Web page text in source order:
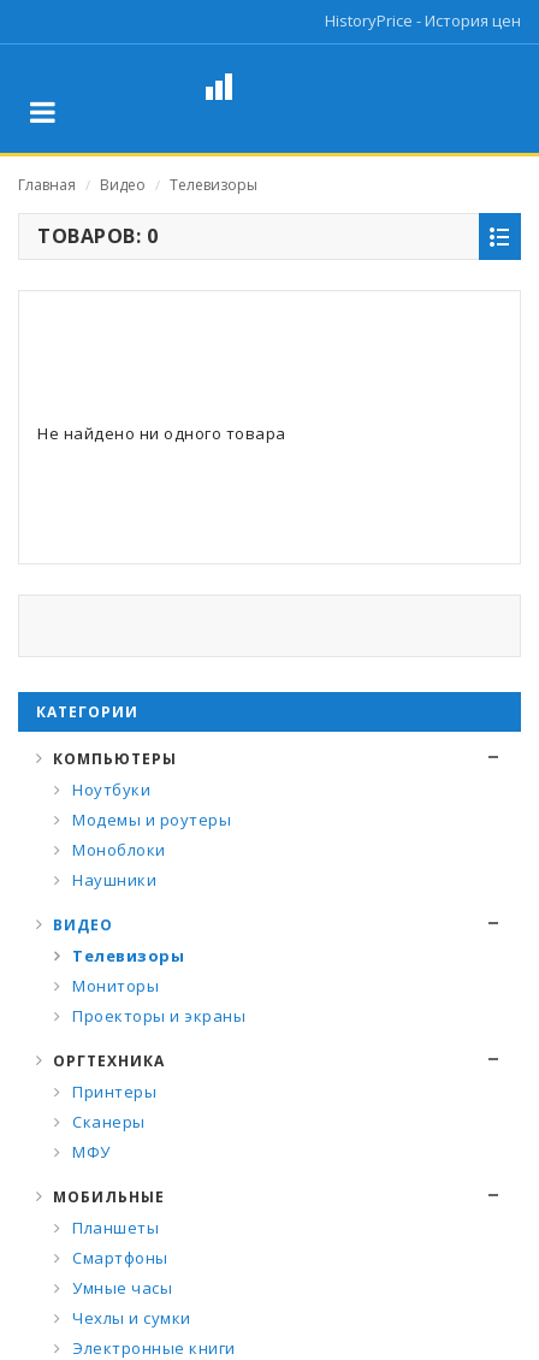
HistoryPrice - История цен
Главная / Видео / Телевизоры
ТОВАРОВ: 0
Не найдено ни одного товара
КАТЕГОРИИ
КОМПЬЮТЕРЫ
Ноутбуки
Модемы и роутеры
Моноблоки
Наушники
ВИДЕО
Телевизоры
Мониторы
Проекторы и экраны
ОРГТЕХНИКА
Принтеры
Сканеры
МФУ
МОБИЛЬНЫЕ
Планшеты
Смартфоны
Умные часы
Чехлы и сумки
Электронные книги